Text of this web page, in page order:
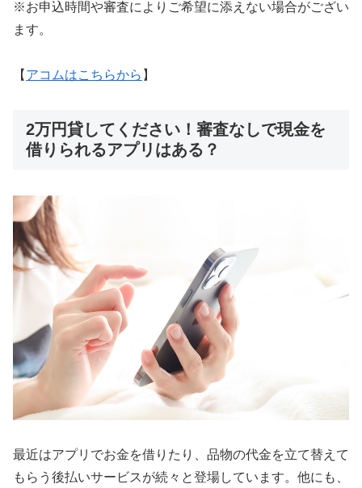
※お申込時間や審査によりご希望に添えない場合がござい
ます。
【 アコムはこちらから 】
2万円貸してください！審査なしで現金を
借りられるアプリはある？
最近はアプリでお金を借りたり、品物の代金を立て替えて
もらう後払いサービスが続々と登場しています。他にも、